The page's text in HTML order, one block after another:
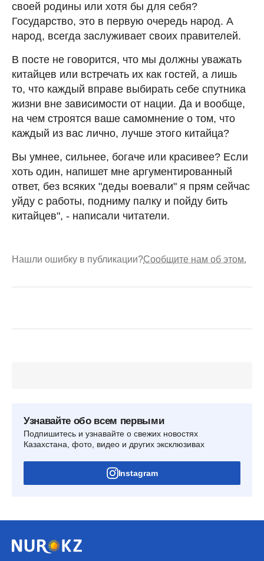
своей родины или хотя бы для себя?
Государство, это в первую очередь народ. А
народ, всегда заслуживает своих правителей.
В посте не говорится, что мы должны уважать
китайцев или встречать их как гостей, а лишь
то, что каждый вправе выбирать себе спутника
жизни вне зависимости от нации. Да и вообще,
на чем строятся ваше самомнение о том, что
каждый из вас лично, лучше этого китайца?
Вы умнее, сильнее, богаче или красивее? Если
хоть один, напишет мне аргументированный
ответ, без всяких "деды воевали" я прям сейчас
уйду с работы, подниму палку и пойду бить
китайцев", - написали читатели.
Нашли ошибку в публикации?Сообщите нам об этом.
Узнавайте обо всем первыми
Подпишитесь и узнавайте о свежих новостях
Казахстана, фото, видео и других эксклюзивах
Instagram